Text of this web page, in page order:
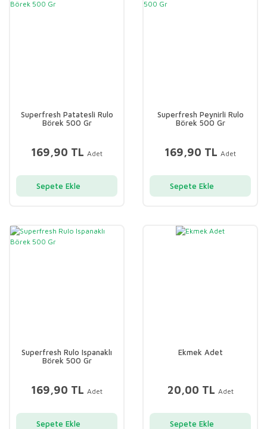
Superfresh Patatesli Rulo
Börek 500 Gr
169,90 TL Adet
Sepete Ekle
Superfresh Peynirli Rulo
Börek 500 Gr
169,90 TL Adet
Sepete Ekle
Superfresh Rulo Ispanaklı
Börek 500 Gr
169,90 TL Adet
Sepete Ekle
Ekmek Adet
20,00 TL Adet
Sepete Ekle